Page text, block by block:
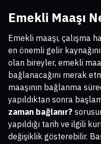
Emekli Maaşı
Emekli maaşı, çalışma
en önemli gelir
olan bireyler, emekli
bağlanacağını merak
maaşının bağlanma
yapıldıktan sonra
zaman bağlanır?
yapıldığı tarih ve ilgili
değişiklik gösterebilir.